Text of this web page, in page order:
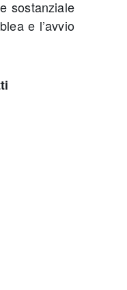
sostanziale
e l’avvio